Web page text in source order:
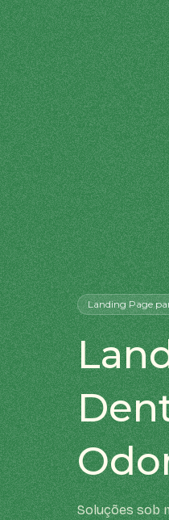
Landing Page
Soluções sob